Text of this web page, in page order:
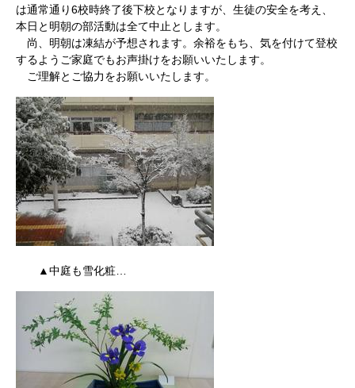
は通常通り6校時終了後下校となりますが、生徒の安全を考え、
本日と明朝の部活動は全て中止とします。
尚、明朝は凍結が予想されます。余裕をもち、気を付けて登校
するようご家庭でもお声掛けをお願いいたします。
ご理解とご協力をお願いいたします。
▲中庭も雪化粧…